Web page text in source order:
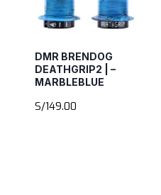
DMR BRENDOG
DEATHGRIP2 | –
MARBLEBLUE
S/149.00